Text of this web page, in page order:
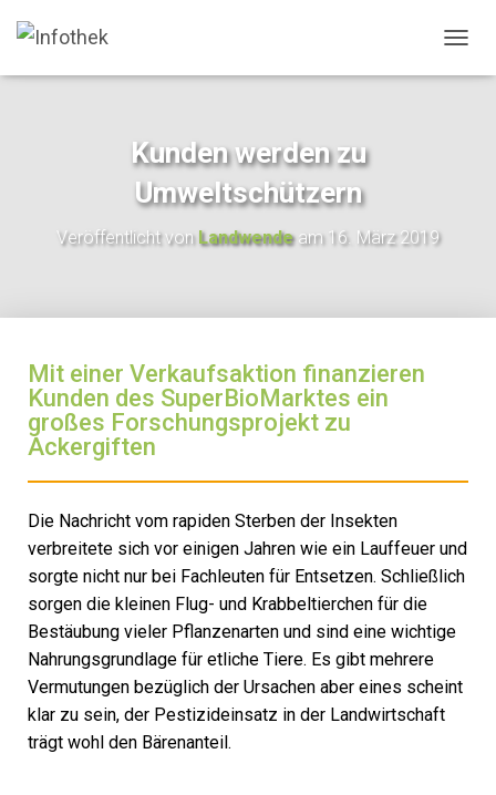
A
Kunden werden zu
Umweltschützern
Veröffentlicht vonLandwendeam 16. März 2019
Mit einer Verkaufsaktion finanzieren
Kunden des SuperBioMarktes ein
großes Forschungsprojekt zu
Ackergiften
Die Nachricht vom rapiden Sterben der Insekten
verbreitete sich vor einigen Jahren wie ein Lauffeuer und
sorgte nicht nur bei Fachleuten für Entsetzen. Schließlich
sorgen die kleinen Flug- und Krabbeltierchen für die
Bestäubung vieler Pflanzenarten und sind eine wichtige
Nahrungsgrundlage für etliche Tiere. Es gibt mehrere
Vermutungen bezüglich der Ursachen aber eines scheint
klar zu sein, der Pestizideinsatz in der Landwirtschaft
trägt wohl den Bärenanteil.